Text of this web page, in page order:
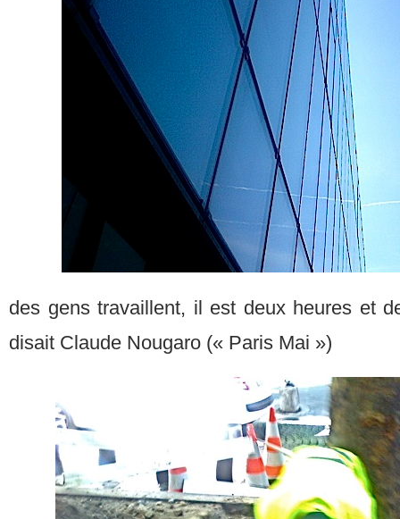
des gens travaillent, il est deux heures et
disait Claude Nougaro (« Paris Mai »)